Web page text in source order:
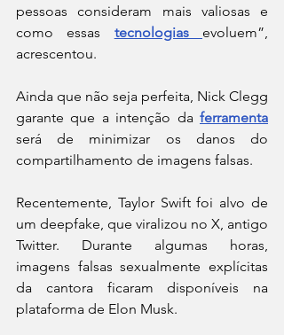
pessoas consideram mais valiosas e
como essas tecnologias evoluem”,
acrescentou.
Ainda que não seja perfeita, Nick Clegg
garante que a intenção da ferramenta
será de minimizar os danos do
compartilhamento de imagens falsas.
Recentemente, Taylor Swift foi alvo de
um deepfake, que viralizou no X, antigo
Twitter. Durante algumas horas,
imagens falsas sexualmente explícitas
da cantora ficaram disponíveis na
plataforma de Elon Musk.